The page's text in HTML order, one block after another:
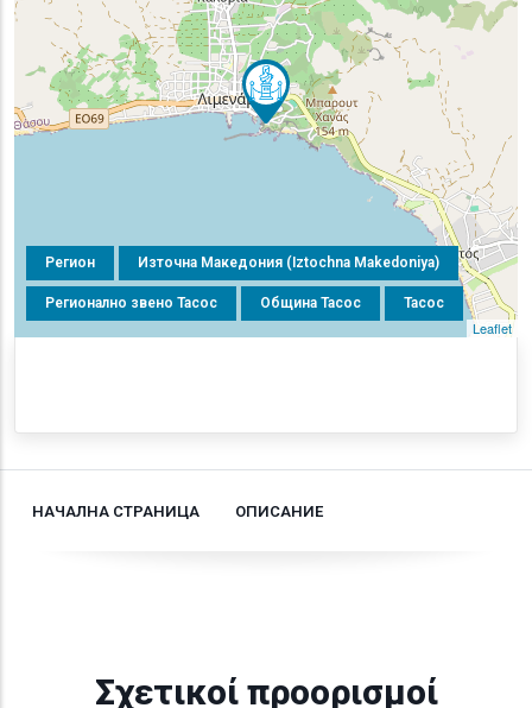
Регион Източна Македония (Iztochna Makedoniya)
Регионално звено Тасос Община Тасос Тасос
Leaflet
НАЧАЛНА СТРАНИЦА ОПИСАНИЕ
Σχετικοί προορισμοί